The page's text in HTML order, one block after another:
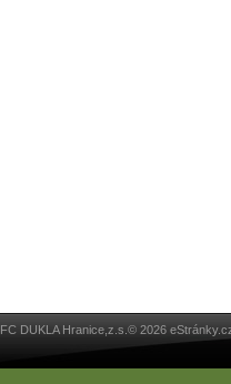
FC DUKLA Hranice,z.s.© 2026